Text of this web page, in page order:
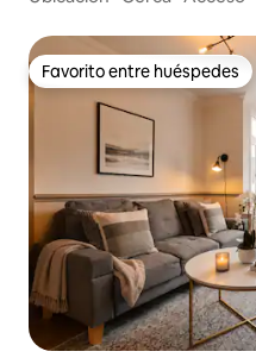
Favorito entre huéspedes
Favorito entre huéspedes